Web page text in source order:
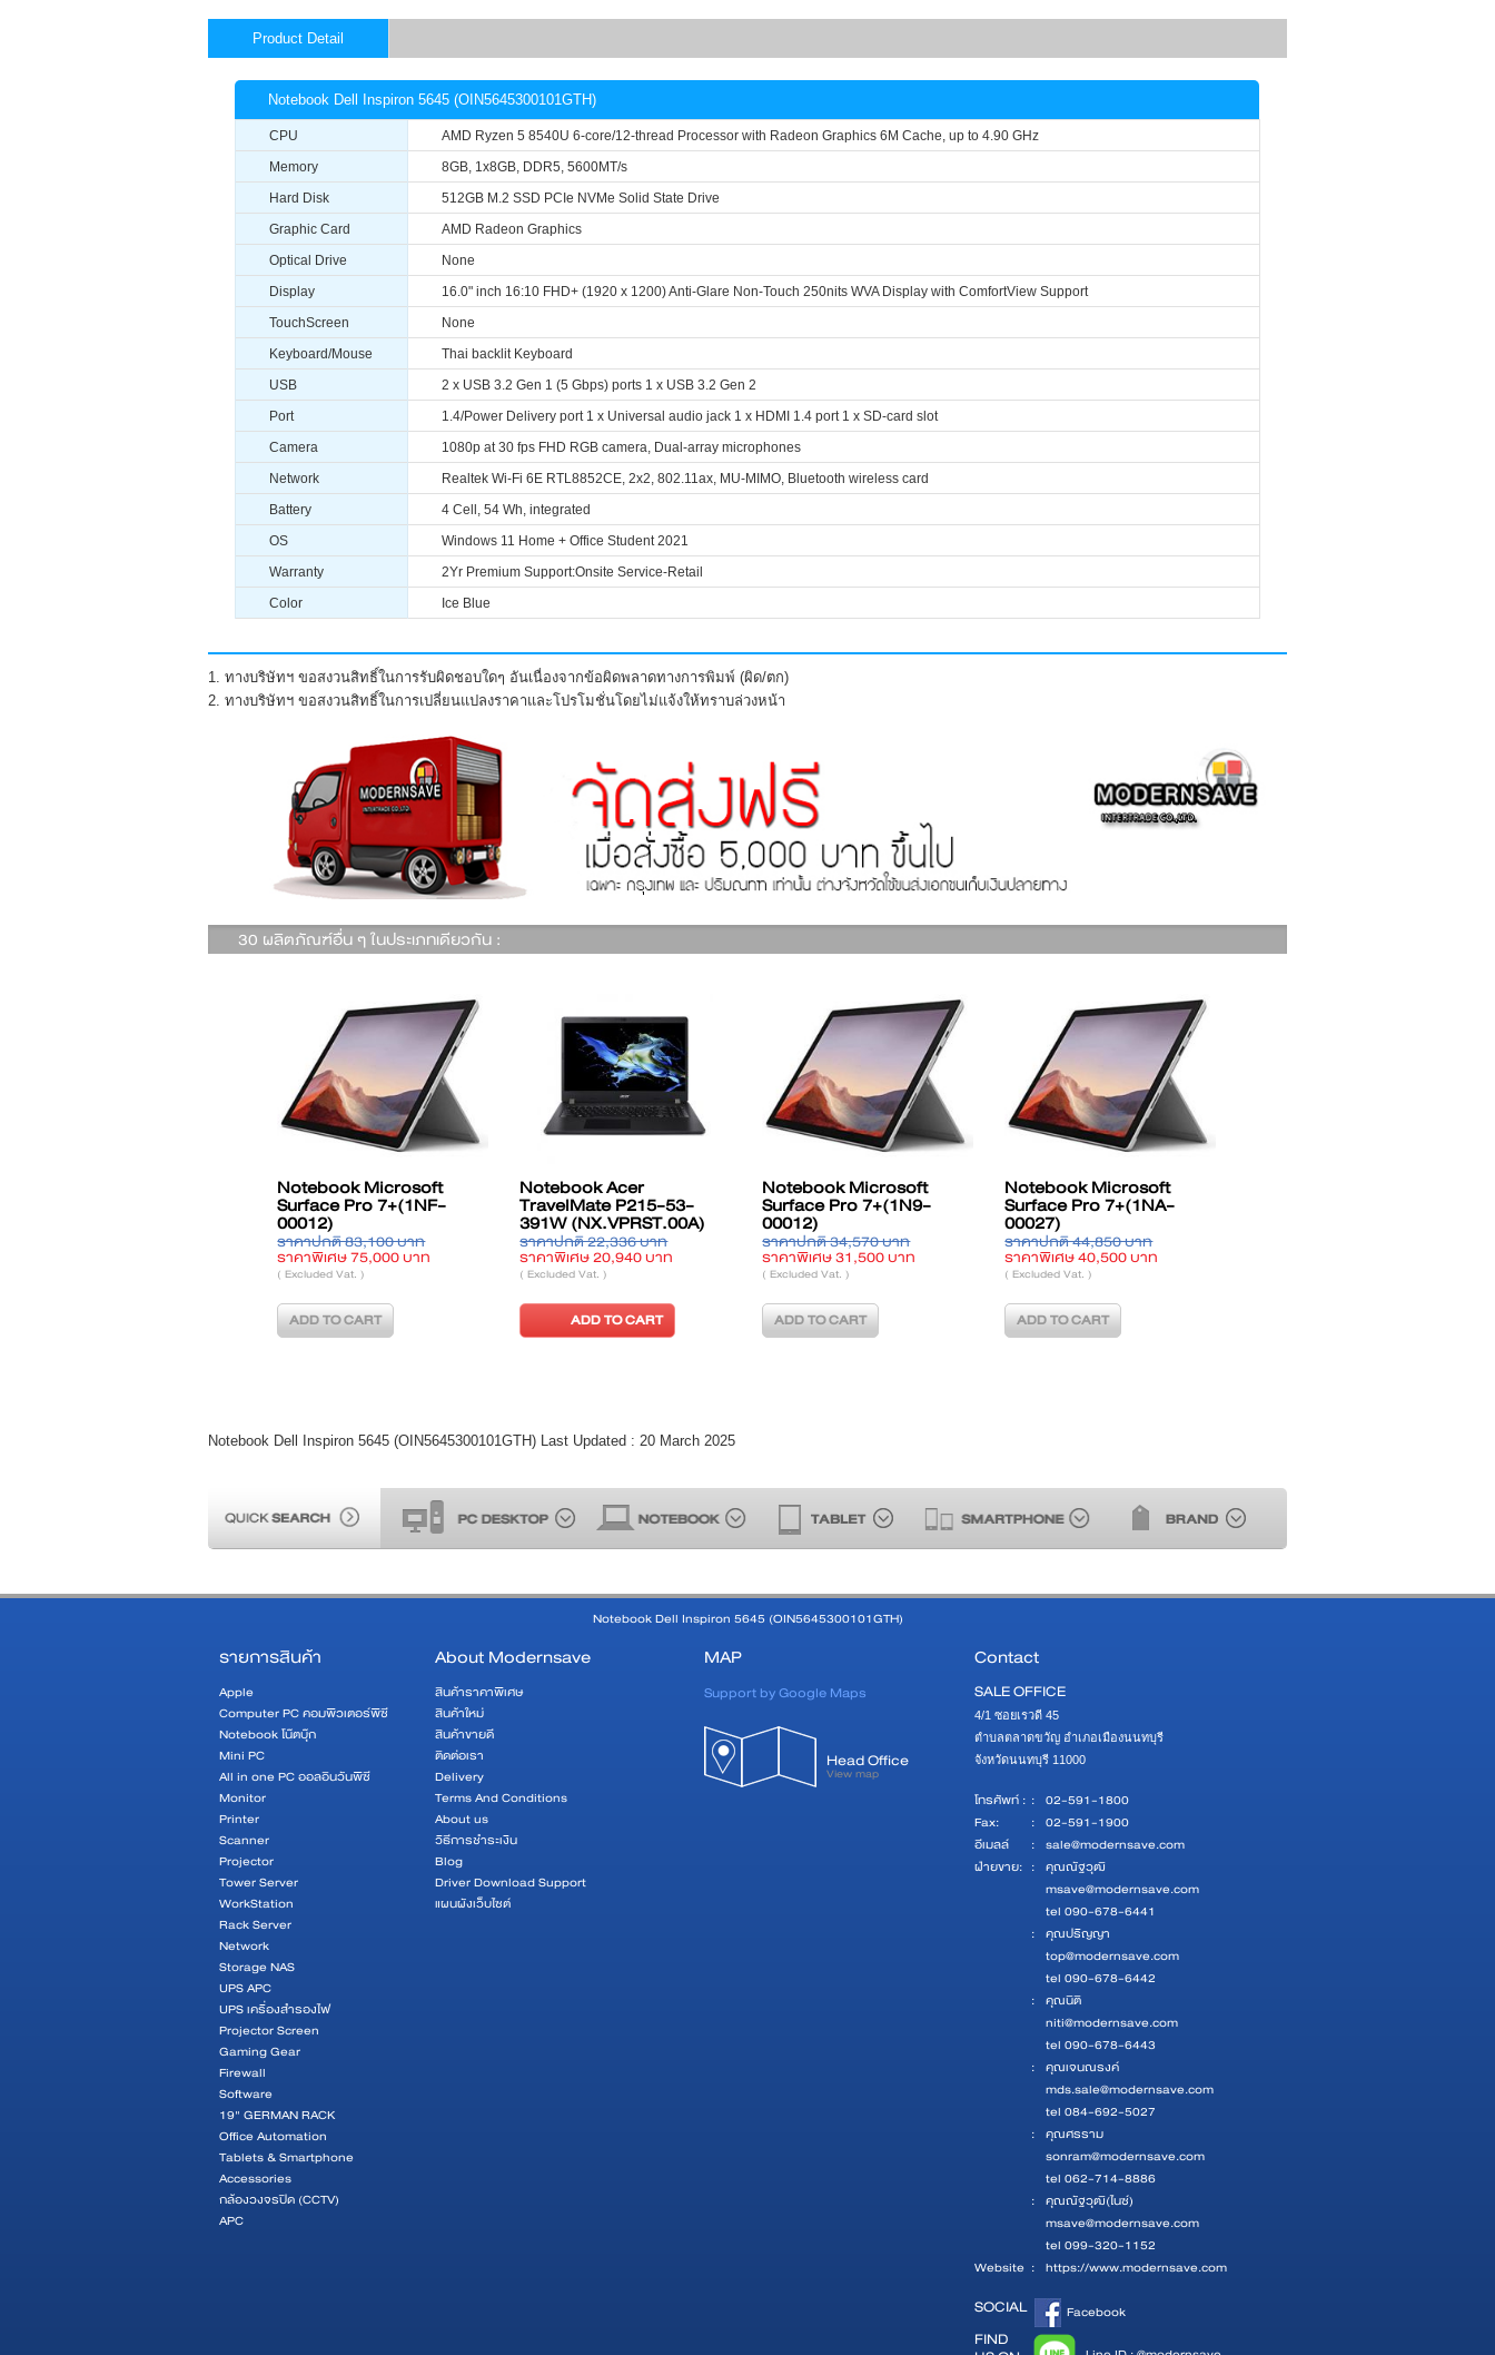
Product Detail
Notebook Dell Inspiron 5645 (OIN5645300101GTH)
CPU AMD Ryzen 5 8540U 6-core/12-thread Processor with Radeon Graphics 6M Cache, up to 4.90 GHz
Memory 8GB, 1x8GB, DDR5, 5600MT/s
Hard Disk 512GB M.2 SSD PCIe NVMe Solid State Drive
Graphic Card AMD Radeon Graphics
Optical Drive None
Display 16.0" inch 16:10 FHD+ (1920 x 1200) Anti-Glare Non-Touch 250nits WVA Display with ComfortView Support
TouchScreen None
Keyboard/Mouse Thai backlit Keyboard
USB 2 x USB 3.2 Gen 1 (5 Gbps) ports 1 x USB 3.2 Gen 2
Port 1.4/Power Delivery port 1 x Universal audio jack 1 x HDMI 1.4 port 1 x SD-card slot
Camera 1080p at 30 fps FHD RGB camera, Dual-array microphones
Network Realtek Wi-Fi 6E RTL8852CE, 2x2, 802.11ax, MU-MIMO, Bluetooth wireless card
Battery 4 Cell, 54 Wh, integrated
OS Windows 11 Home + Office Student 2021
Warranty 2Yr Premium Support:Onsite Service-Retail
Color Ice Blue
1. ทางบริษัทฯ ขอสงวนสิทธิ์ในการรับผิดชอบใดๆ อันเนื่องจากข้อผิดพลาดทางการพิมพ์ (ผิด/ตก)
2. ทางบริษัทฯ ขอสงวนสิทธิ์ในการเปลี่ยนแปลงราคาและโปรโมชั่นโดยไม่แจ้งให้ทราบล่วงหน้า
30 ผลิตภัณฑ์อื่น ๆ ในประเภทเดียวกัน :
Notebook Microsoft
Surface Pro 7+(1NA-
ราคาปกติ 44,850 บาท
ราคาพิเศษ 40,500 บาท
Notebook Lenovo
IdeaPad 3 15ALC6
(82KU00BLTA)
ราคาปกติ 16,900 บาท
ราคาพิเศษ 16,540 บาท
Notebook Microsoft
Surface Pro 7+ (1S2-
00012) LTE
ราคาปกติ 40,600 บาท
ราคาพิเศษ 36,800 บาท
Notebook Lenovo
IdeaPad Slim 3 15ABR8
(82XM003MTA)
ราคาปกติ 19,990 บาท
ราคาพิเศษ 17,920 บาท
ADD TO CART
Notebook Acer
TravelMate P215-53-
ราคาปกติ 36,729 บาท
ราคาพิเศษ 34,170 บาท
Notebook Dell Inspiron 5645 (OIN5645300101GTH) Last Updated : 20 March 2025
Notebook Dell Inspiron 5645 (OIN5645300101GTH)
รายการสินค้า
Apple
Computer PC คอมพิวเตอร์พีซี
Notebook โน๊ตบุ๊ก
Mini PC
All in one PC ออลอินวันพีซี
Monitor
Printer
Scanner
Projector
Tower Server
WorkStation
Rack Server
Network
Storage NAS
UPS APC
UPS เครื่องสำรองไฟ
Projector Screen
Gaming Gear
Firewall
Software
19" GERMAN RACK
Office Automation
Tablets & Smartphone
Accessories
กล้องวงจรปิด (CCTV)
APC
About Modernsave
สินค้าราคาพิเศษ
สินค้าใหม่
สินค้าขายดี
ติดต่อเรา
Delivery
Terms And Conditions
About us
วิธีการชำระเงิน
Blog
Driver Download Support
แผนผังเว็บไซต์
MAP
Support by Google Maps
Head Office
View map
Contact
SALE OFFICE
4/1 ซอยเรวดี 45
ตำบลตลาดขวัญ อำเภอเมืองนนทบุรี
จังหวัดนนทบุรี 11000
โทรศัพท์ : : 02-591-1800
Fax:
: 02-591-1900
อีเมลล์
: sale@modernsave.com
ฝ่ายขาย: : คุณณัฐวุฒิ
msave@modernsave.com
tel 090-678-6441
: คุณปริญญา
top@modernsave.com
tel 090-678-6442
: คุณนิติ
niti@modernsave.com
tel 090-678-6443
: คุณเจนณรงค์
mds.sale@modernsave.com
tel 084-692-5027
: คุณศรราม
sonram@modernsave.com
tel 062-714-8886
: คุณณัฐวุฒิ(ไนซ์)
msave@modernsave.com
tel 099-320-1152
Website : https://www.modernsave.com
SOCIAL
FIND
Facebook